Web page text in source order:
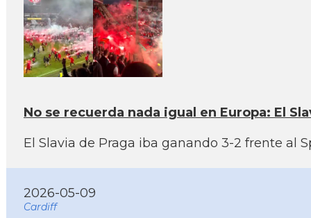
No se recuerda nada igual en Europa: El
El Slavia de Praga iba ganando 3-2 frente al
2026-05-09
Cardiff